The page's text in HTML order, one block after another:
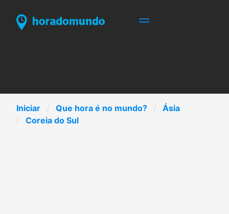
Iniciar Que hora é no mundo?
Ásia
Coreia do Sul